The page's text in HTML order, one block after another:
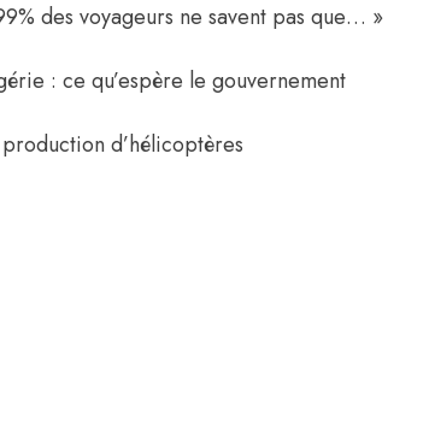
des voyageurs ne savent pas que… »
: ce qu’espère le gouvernement
d’hélicoptères